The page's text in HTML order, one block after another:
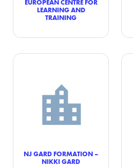
EUROPEAN CENTRE FOR
LEARNING AND
TRAINING
NJ GARD FORMATION –
NIKKI GARD